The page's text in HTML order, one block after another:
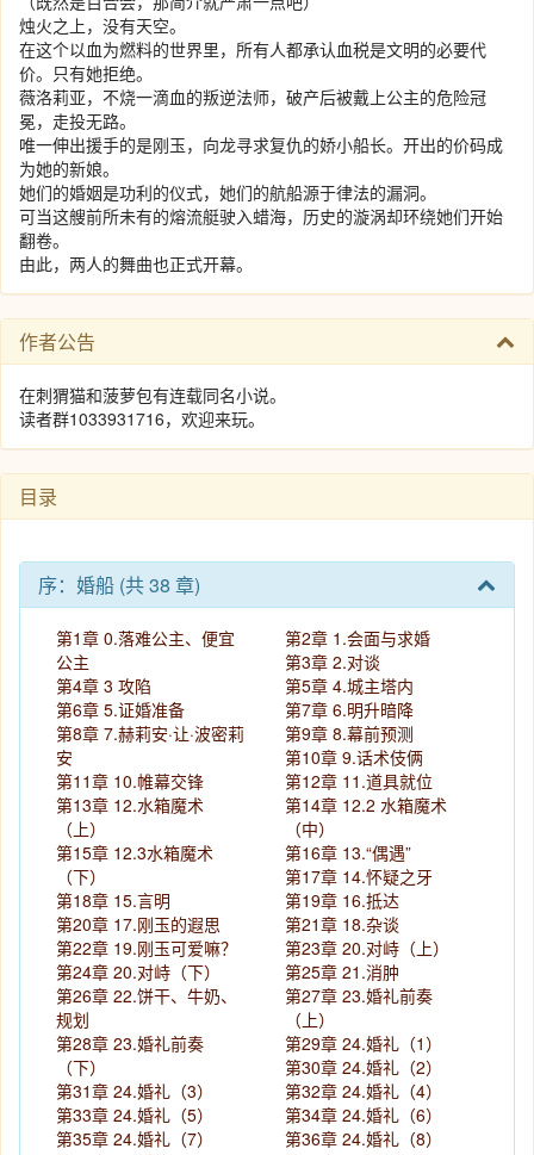
烛火之上，没有天空。
在这个以血为燃料的世界里，所有人都承认血税是文明的必要代
价。只有她拒绝。
薇洛莉亚，不烧一滴血的叛逆法师，破产后被戴上公主的危险冠
冕，走投无路。
唯一伸出援手的是刚玉，向龙寻求复仇的娇小船长。开出的价码成
为她的新娘。
她们的婚姻是功利的仪式，她们的航船源于律法的漏洞。
可当这艘前所未有的熔流艇驶入蜡海，历史的漩涡却环绕她们开始
翻卷。
由此，两人的舞曲也正式开幕。
作者公告
在刺猬猫和菠萝包有连载同名小说。
读者群1033931716，欢迎来玩。
目录
序：婚船 (共 38 章)
第1章 0.落难公主、便宜
公主
第2章 1.会面与求婚
第3章 2.对谈
第4章 3 攻陷
第5章 4.城主塔内
第6章 5.证婚准备
第7章 6.明升暗降
第8章 7.赫莉安·让·波密莉
安
第9章 8.幕前预测
第10章 9.话术伎俩
第11章 10.帷幕交锋
第12章 11.道具就位
第13章 12.水箱魔术
（上）
第14章 12.2 水箱魔术
（中）
第15章 12.3水箱魔术
（下）
第16章 13.“偶遇”
第17章 14.怀疑之牙
第18章 15.言明
第19章 16.抵达
第20章 17.刚玉的遐思
第21章 18.杂谈
第22章 19.刚玉可爱嘛？
第23章 20.对峙（上）
第24章 20.对峙（下）
第25章 21.消肿
第26章 22.饼干、牛奶、
规划
第27章 23.婚礼前奏
（上）
第28章 23.婚礼前奏
（下）
第29章 24.婚礼（1）
第30章 24.婚礼（2）
第31章 24.婚礼（3）
第32章 24.婚礼（4）
第33章 24.婚礼（5）
第34章 24.婚礼（6）
第35章 24.婚礼（7）
第36章 24.婚礼（8）